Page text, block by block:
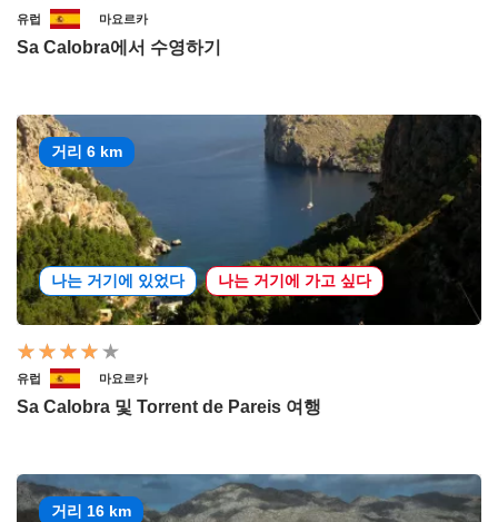
유럽 마요르카
Sa Calobra에서 수영하기
거리 6 km
나는 거기에 있었다 나는 거기에 가고 싶다
유럽 마요르카
Sa Calobra 및 Torrent de Pareis 여행
거리 16 km